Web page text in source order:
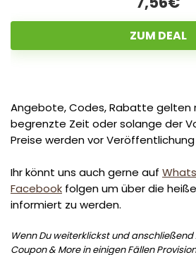
ZUM DEAL
Angebote, Codes, Rabatte gelten
begrenzte Zeit oder solange der
Preise werden vor
Ihr könnt uns auch gerne auf
Facebook folgen um über die
informiert zu werden.
Wenn Du weiterklickst und
Coupon & More in einigen Fällen